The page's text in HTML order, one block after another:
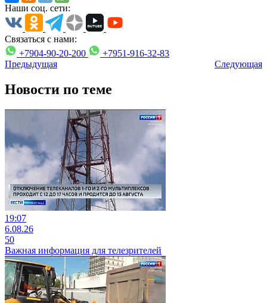
Наши соц. сети:
Связаться с нами:
+7904-90-20-200
+7951-916-32-83
Предыдущая
Следующая
Новости по теме
19:07
6.08.26
50
Важная информация для телезрителей